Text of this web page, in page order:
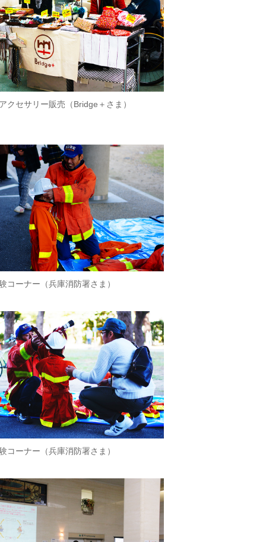
クセサリー販売（Bridge＋さま）
コーナー（兵庫消防署さま）
コーナー（兵庫消防署さま）